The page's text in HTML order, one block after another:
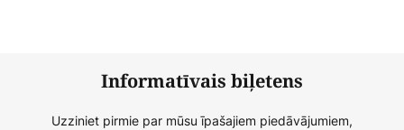
Informatīvais biļetens
Uzziniet pirmie par mūsu īpašajiem piedāvājumiem,